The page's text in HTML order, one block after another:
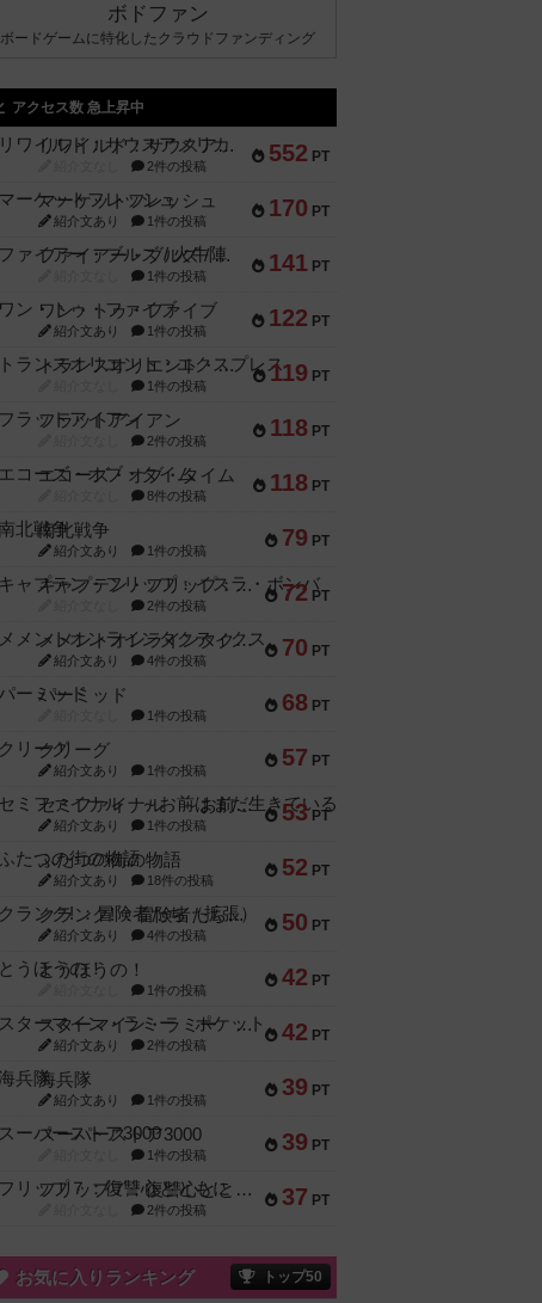
ボドファン
ボードゲームに特化したクラウドファンディング
アクセス数 急上昇中
552 PT
リワイルド：サウスアメリカ
2件の投稿
170 PT
マーケットフレッシュ
紹介文あり 1件の投稿
141 PT
ファイアー・ブルズ / 火牛陣
1件の投稿
122 PT
ワン・トゥ・ファイブ
紹介文あり 1件の投稿
119 PT
トランスオリエント・エクスプレス
1件の投稿
118 PT
フラットアイアン
2件の投稿
118 PT
エコーズ・オブ・タイム
8件の投稿
79 PT
南北戦争
紹介文あり 1件の投稿
72 PT
キャプテン・フリップ：イスラ・ボンバ
2件の投稿
70 PT
メメントオンラインタクティクス
紹介文あり 4件の投稿
68 PT
パーミッド
1件の投稿
57 PT
クリーグ
紹介文あり 1件の投稿
53 PT
セミファイナル ～お前はまだ生きている～
紹介文あり 1件の投稿
52 PT
ふたつの街の物語
紹介文あり 18件の投稿
50 PT
クランク! ：冒険者たち（拡張）
紹介文あり 4件の投稿
42 PT
とうほうの！
1件の投稿
42 PT
スターマイン・ラミー ポケット
紹介文あり 2件の投稿
39 PT
海兵隊
紹介文あり 1件の投稿
39 PT
スーパーストア3000
1件の投稿
37 PT
フリップ７：復讐心とともに
2件の投稿
お気に入りランキング トップ50